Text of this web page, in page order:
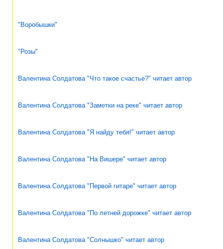
"Воробышки"
"Розы"
Валентина Солдатова "Что такое счастье?" читает автор
Валентина Солдатова "Заметки на реке" читает автор
Валентина Солдатова "Я найду тебя!" читает автор
Валентина Солдатова "На Вишере" читает автор
Валентина Солдатова "Первой гитаре" читает автор
Валентина Солдатова "По летней дорожке" читает автор
Валентина Солдатова "Солнышко" читает автор